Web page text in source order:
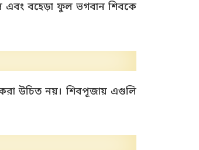
বহেড়া ফুল ভগবান শিবকে
উচিত নয়। শিবপূজায় এগুলি